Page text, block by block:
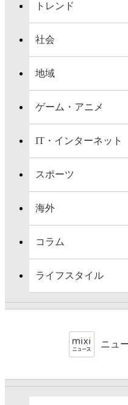
トレンド
社会
地域
ゲーム・アニメ
IT・インターネット
スポーツ
海外
コラム
ライフスタイル
ニュ